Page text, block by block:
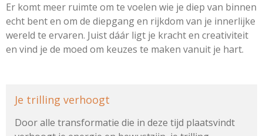
Er komt meer ruimte om te voelen wie je diep van binnen
echt bent en om de diepgang en rijkdom van je innerlijke
wereld te ervaren. Juist dáár ligt je kracht en creativiteit
en vind je de moed om keuzes te maken vanuit je hart.
Je trilling verhoogt
Door alle transformatie die in deze tijd plaatsvindt